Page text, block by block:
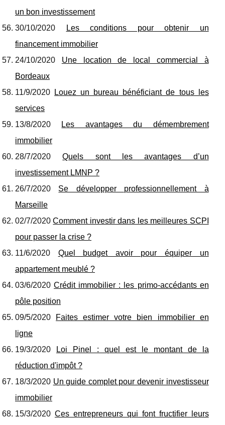
un bon investissement
30/10/2020
Les conditions pour obtenir un
financement immobilier
24/10/2020 Une location de local commercial à
Bordeaux
11/9/2020
Louez un bureau bénéficiant de tous les
services
13/8/2020
Les avantages du démembrement
immobilier
28/7/2020Quels sont les avantages d’un
investissement LMNP ?
26/7/2020 Se développer professionnellement à
Marseille
02/7/2020Comment investir dans les meilleures SCPI
pour passer la crise ?
11/6/2020 Quel budget avoir pour équiper un
appartement meublé ?
03/6/2020Crédit immobilier : les primo-accédants en
pôle position
09/5/2020
Faites estimer votre bien immobilier en
ligne
19/3/2020
Loi Pinel : quel est le montant de la
réduction d'impôt ?
18/3/2020 Un guide complet pour devenir investisseur
immobilier
15/3/2020 Ces entrepreneurs qui font fructifier leurs